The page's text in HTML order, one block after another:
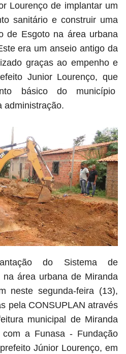
Lourenço de implantar um
sanitário e construir uma
de Esgoto na área urbana
era um anseio antigo da
graças ao empenho e
Junior Lourenço, que
básico do município
administração.
do Sistema de
na área urbana de Miranda
neste segunda-feira (13),
pela CONSUPLAN através
municipal de Miranda
a Funasa - Fundação
Júnior Lourenço, em